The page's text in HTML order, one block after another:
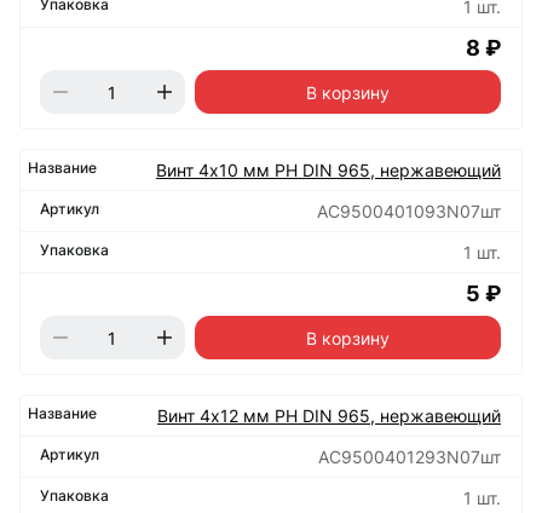
1 шт.
8 ₽
В корзину
Винт 4х10 мм РН DIN 965, нержавеющий
АС9500401093N07шт
1 шт.
5 ₽
В корзину
Винт 4х12 мм РН DIN 965, нержавеющий
АС9500401293N07шт
1 шт.